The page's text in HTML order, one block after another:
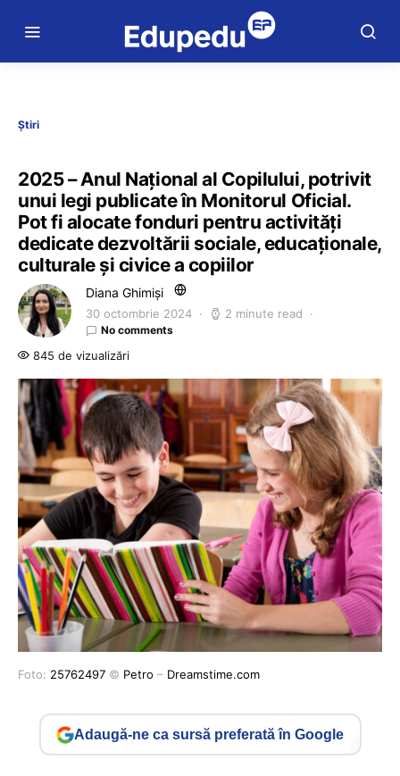
Știri
2025 – Anul Național al Copilului, potrivit
unui legi publicate în Monitorul Oficial.
Pot fi alocate fonduri pentru activități
dedicate dezvoltării sociale, educaționale,
culturale și civice a copiilor
Diana Ghimiși
30 octombrie 2024 2 minute read
No comments
845 de vizualizări
Foto: 25762497 © Petro – Dreamstime.com
Adaugă-ne ca sursă preferată în Google